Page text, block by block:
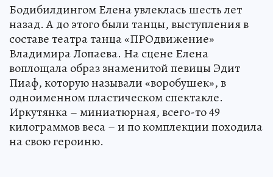
Бодибилдингом Елена увлеклась шесть лет
назад. А до этого были танцы, выступления в
составе театра танца «ПРОдвижение»
Владимира Лопаева. На сцене Елена
воплощала образ знаменитой певицы Эдит
Пиаф, которую называли «воробушек», в
одноименном пластическом спектакле.
Иркутянка – миниатюрная, всего-то 49
килограммов веса – и по комплекции походила
на свою героиню.